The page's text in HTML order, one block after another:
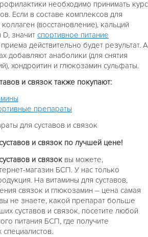
необходимо принимать курс
Если в составе комплексов для
(восстановление), кальций
значит спортивное питание
действительно будет результат. А
добавляют анаболики (для снятия
хондроитин и глюкозамин сульфаты.
и связок также покупают:
препараты
и связок по лучшей цене!
и связок вы можете,
магазин БСП. У нас только
На витамины для суставов,
связок и глюкозамин – цена самая
не знаете, какой препарат больше
суставов и связок, посетите любой
питания БСП, где получите
специалистов.